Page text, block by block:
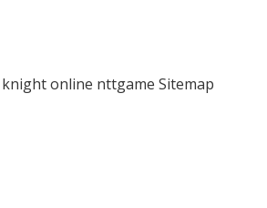
knight online nttgame Sitemap